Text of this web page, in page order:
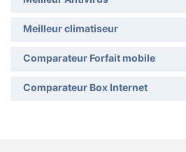
Meilleur climatiseur
Comparateur Forfait mobile
Comparateur Box Internet